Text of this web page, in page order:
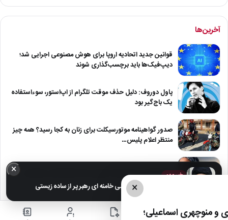
آخرین‌ها
قوانین جدید اتحادیه اروپا برای هوش مصنوعی اجرایی شد؛
دیپ‌فیک‌ها باید برچسب‌گذاری شوند
پاول دوروف: دلیل حذف موقت تلگرام از اپ‌استور، سوءاستفاده
یک باج‌گیر بود
صدور گواهینامه موتورسیکلت برای زنان به کجا رسید؟ همه چیز
منتظر اعلام پلیس…
مرگ تلخ مربی کراسفیت تهران بر اثر مارگزیدگی در لواسان
حمید استیلی از غم از دست دادن پدر و مادر گفت؛ روایت
صریح…
×
منوچهری اسماعیلی؛
× خبر مهم
عکس های خانوادگی مجتبی خامنه ای رهبر پر از ساده زیستی